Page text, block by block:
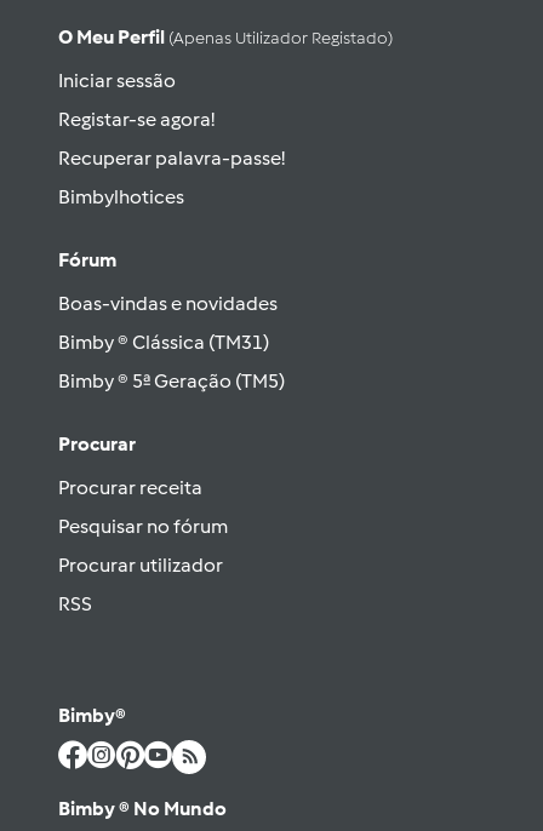
O Meu Perfil (apenas Utilizador Registado)
Iniciar sessão
Registar-se agora!
Recuperar palavra-passe!
Bimbylhotices
Fórum
Boas-vindas e novidades
Bimby ® Clássica (TM31)
Bimby ® 5ª Geração (TM5)
Procurar
Procurar receita
Pesquisar no fórum
Procurar utilizador
RSS
Bimby®
Bimby ® No Mundo